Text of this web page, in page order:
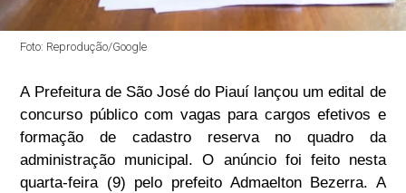
Foto: Reprodução/Google
A Prefeitura de São José do Piauí lançou um edital de
concurso público com vagas para cargos efetivos e
formação de cadastro reserva no quadro da
administração municipal. O anúncio foi feito nesta
quarta-feira (9) pelo prefeito Admaelton Bezerra. A